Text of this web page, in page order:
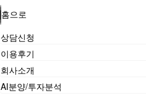
홈으로
상담신청
이용후기
회사소개
AI분양/투자분석